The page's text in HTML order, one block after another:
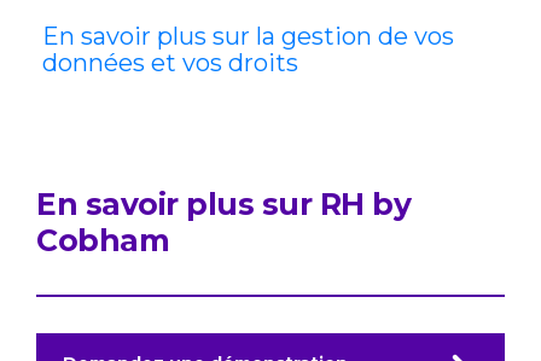
En savoir plus sur la gestion de vos
données et vos droits
En savoir plus sur RH by
Cobham